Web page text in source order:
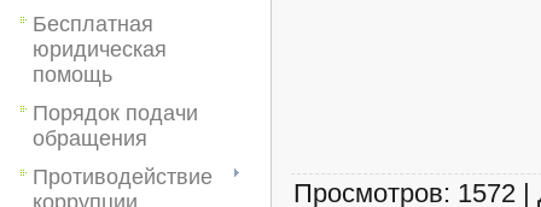
Бесплатная
юридическая
помощь
Порядок подачи
обращения
Противодействие
коррупции
Просмотров: 1572 |